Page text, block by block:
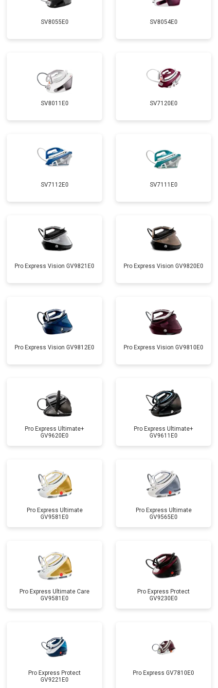
SV8055E0 SV8054E0
SV8011E0 SV7120E0
SV7112E0 SV7111E0
Pro Express Vision GV9821E0 Pro Express Vision GV9820E0
Pro Express Vision GV9812E0 Pro Express Vision GV9810E0
Pro Express Ultimate+
GV9620E0
Pro Express Ultimate+
GV9611E0
Pro Express Ultimate
GV9581E0
Pro Express Ultimate
GV9565E0
Pro Express Ultimate Care
GV9581E0
Pro Express Protect
GV9230E0
Pro Express Protect
GV9221E0
Pro Express GV7810E0